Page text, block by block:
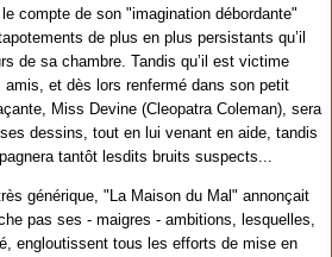
compte de son "imagination débordante"
de plus en plus persistants qu’il
de sa chambre. Tandis qu’il est victime
amis, et dès lors renfermé dans son petit
Miss Devine (Cleopatra Coleman), sera
dessins, tout en lui venant en aide, tandis
tantôt lesdits bruits suspects...
générique, "La Maison du Mal" annonçait
pas ses - maigres - ambitions, lesquelles,
engloutissent tous les efforts de mise en